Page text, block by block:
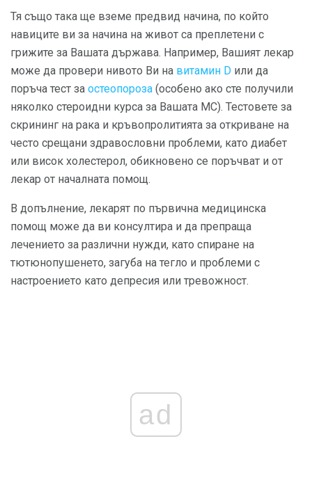
Тя също така ще вземе предвид начина, по който
навиците ви за начина на живот са преплетени с
грижите за Вашата държава. Например, Вашият лекар
може да провери нивото Ви на витамин D или да
поръча тест за остеопороза (особено ако сте получили
няколко стероидни курса за Вашата МС). Тестовете за
скрининг на рака и кръвопролитията за откриване на
често срещани здравословни проблеми, като диабет
или висок холестерол, обикновено се поръчват и от
лекар от началната помощ.
В допълнение, лекарят по първична медицинска
помощ може да ви консултира и да препраща
лечението за различни нужди, като спиране на
тютюнопушенето, загуба на тегло и проблеми с
настроението като депресия или тревожност.
ad